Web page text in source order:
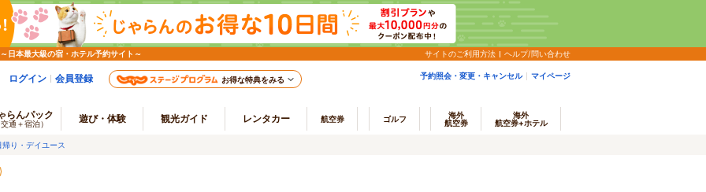
日本最大級の宿・ホテル予約サイト～ サイトのご利用方法 ヘルプ/問い合わせ
ログイン 会員登録 お得な特典をみる 予約照会・変更・キャンセル マイページ
らんパック
交通＋宿泊） 遊び・体験 観光ガイド レンタカー 航空券 ゴルフ
海外
航空券
海外
航空券+ホテル
帰り・デイユース